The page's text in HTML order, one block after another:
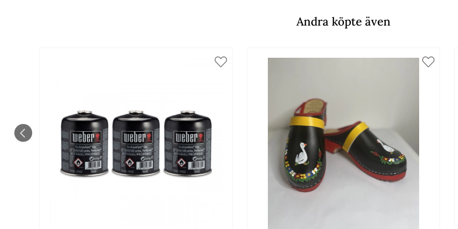
Andra köpte även